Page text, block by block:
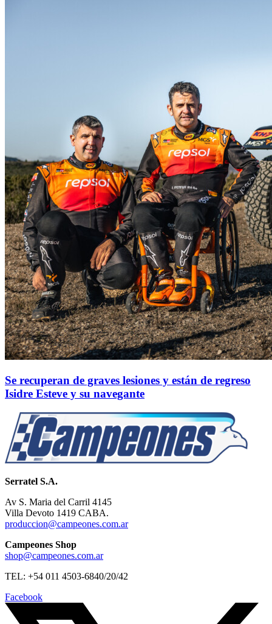
Se recuperan de graves lesiones y están de regreso
Isidre Esteve y su navegante
Serratel S.A.
Av S. Maria del Carril 4145
Villa Devoto 1419 CABA.
produccion@campeones.com.ar
Campeones Shop
shop@campeones.com.ar
TEL: +54 011 4503-6840/20/42
Facebook